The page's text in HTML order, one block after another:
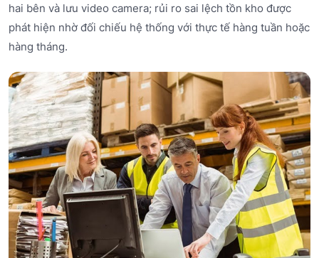
hai bên và lưu video camera; rủi ro sai lệch tồn kho được
phát hiện nhờ đối chiếu hệ thống với thực tế hàng tuần hoặc
hàng tháng.